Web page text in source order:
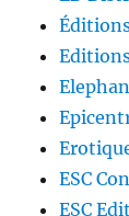
ESC
ESC